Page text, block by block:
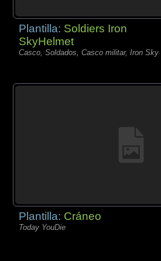
Plantilla: Soldiers Iron
SkyHelmet
Casco, Soldados, Casco militar, Iron Sky
Plantilla: Cráneo
Today YouDie